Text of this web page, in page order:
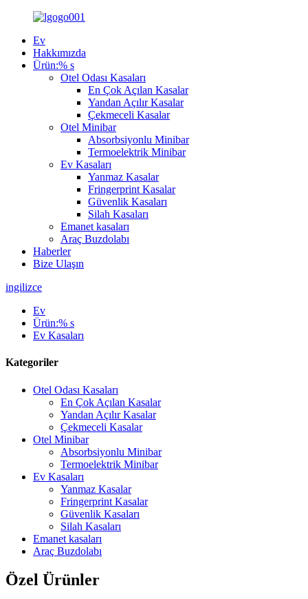
Ev
Hakkımızda
Ürün:% s
Otel Odası Kasaları
En Çok Açılan Kasalar
Yandan Açılır Kasalar
Çekmeceli Kasalar
Otel Minibar
Absorbsiyonlu Minibar
Termoelektrik Minibar
Ev Kasaları
Yanmaz Kasalar
Fringerprint Kasalar
Güvenlik Kasaları
Silah Kasaları
Emanet kasaları
Araç Buzdolabı
Haberler
Bize Ulaşın
ingilizce
Ev
Ürün:% s
Ev Kasaları
Kategoriler
Otel Odası Kasaları
En Çok Açılan Kasalar
Yandan Açılır Kasalar
Çekmeceli Kasalar
Otel Minibar
Absorbsiyonlu Minibar
Termoelektrik Minibar
Ev Kasaları
Yanmaz Kasalar
Fringerprint Kasalar
Güvenlik Kasaları
Silah Kasaları
Emanet kasaları
Araç Buzdolabı
Özel Ürünler